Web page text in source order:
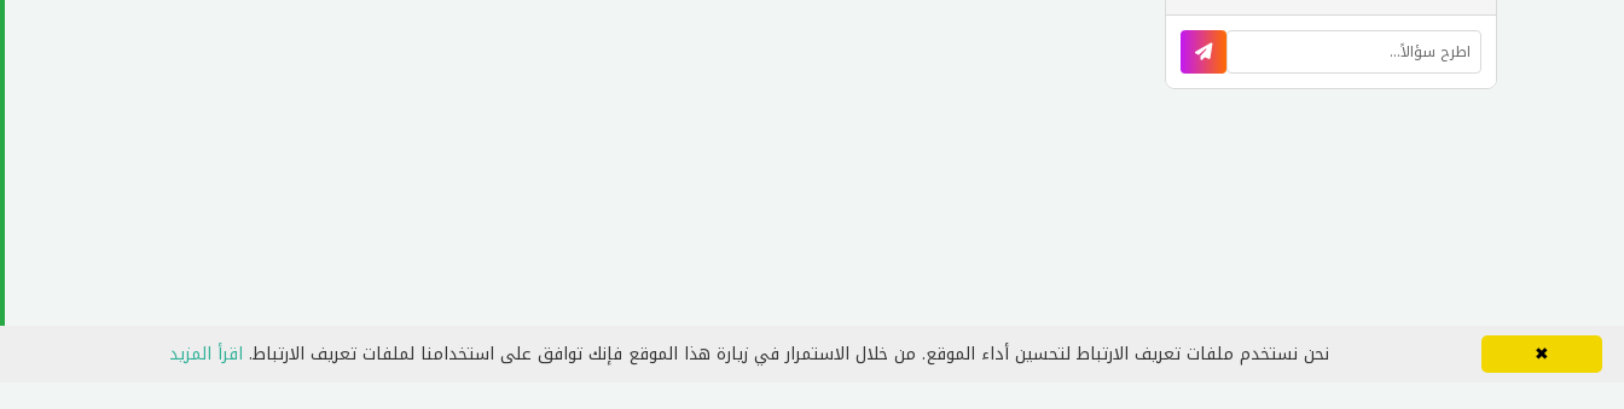
✖ نحن نستخدم ملفات تعريف الارتباط لتحسين أداء الموقع. من خلال الاستمرار في زيارة هذا الموقع فإنك توافق على استخدامنا لملفات تعريف الارتباط. اقرأ المزيد